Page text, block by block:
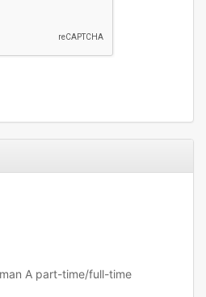
A part-time/full-time